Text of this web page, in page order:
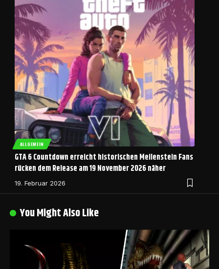
ALLGEMEIN
GTA 6 Countdown erreicht historischen Meilenstein Fans
rücken dem Release am 19 November 2026 näher
19. Februar 2026
You Might Also Like